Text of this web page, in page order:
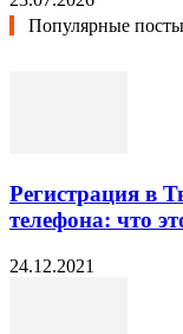
Популярные посты
Регистрация в
телефона: что
24.12.2021